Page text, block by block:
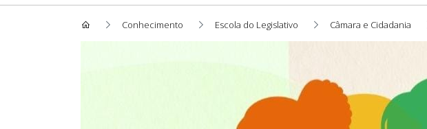
Conhecimento Escola do Legislativo Câmara e Cidadania